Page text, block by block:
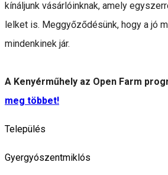
kínáljunk vásárlóinknak, amely
lelket is. Meggyőződésünk, hogy a jó
mindenkinek jár.
A Kenyérműhely az Open Farm
meg többet!
Település
Gyergyószentmiklós